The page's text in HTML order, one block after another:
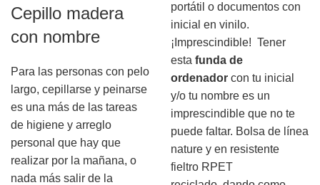
Cepillo madera
con nombre
Para las personas con pelo
largo, cepillarse y peinarse
es una más de las tareas
de higiene y arreglo
personal que hay que
realizar por la mañana, o
nada más salir de la
portátil o documentos con
inicial en vinilo.
¡Imprescindible! Tener
esta funda de
ordenador con tu inicial
y/o tu nombre es un
imprescindible que no te
puede faltar. Bolsa de línea
nature y en resistente
fieltro RPET